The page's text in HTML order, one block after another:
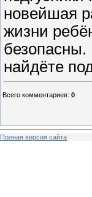
новейшая
жизни
безопасны.
найдёте
Всего комментариев: 0
Полная версия сайта